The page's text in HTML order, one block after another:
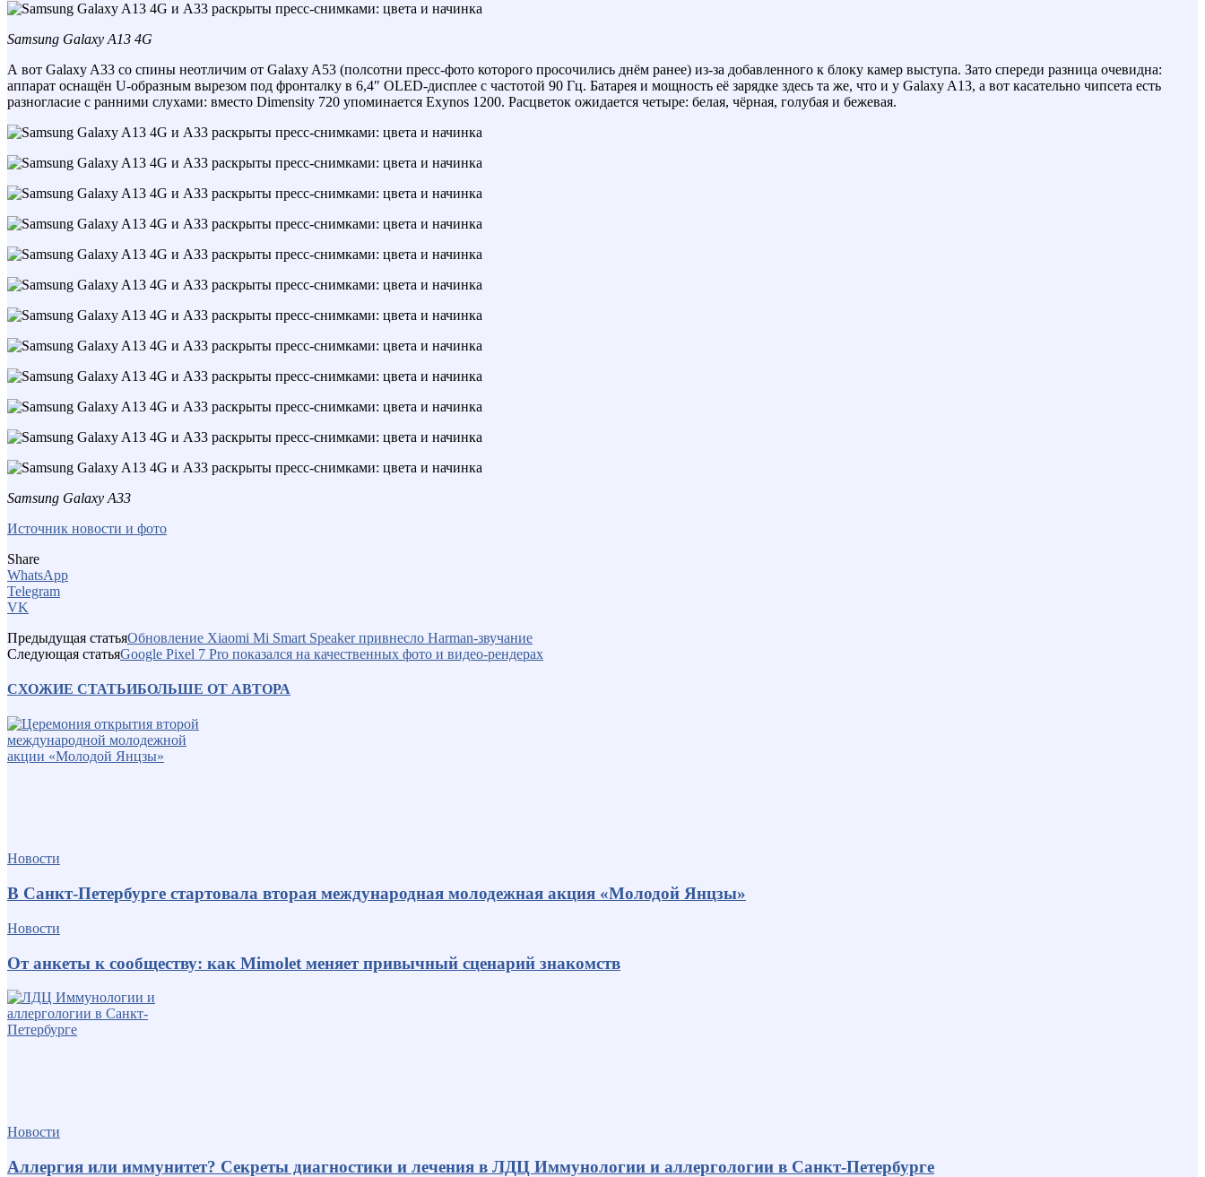
Samsung Galaxy A13 4G
А вот Galaxy A33 со спины неотличим от Galaxy A53 (полсотни пресс-фото которого просочились днём ранее) из-за добавленного к блоку камер выступа. Зато спереди разница очевидна:
аппарат оснащён U-образным вырезом под фронталку в 6,4″ OLED-дисплее с частотой 90 Гц. Батарея и мощность её зарядке здесь та же, что и у Galaxy A13, а вот касательно чипсета есть
разногласие с ранними слухами: вместо Dimensity 720 упоминается Exynos 1200. Расцветок ожидается четыре: белая, чёрная, голубая и бежевая.
Samsung Galaxy A33
Источник новости и фото
Share
WhatsApp
Telegram
VK
Предыдущая статьяОбновление Xiaomi Mi Smart Speaker привнесло Harman-звучание
Следующая статьяGoogle Pixel 7 Pro показался на качественных фото и видео-рендерах
СХОЖИЕ СТАТЬИБОЛЬШЕ ОТ АВТОРА
Новости
В Санкт-Петербурге стартовала вторая международная молодежная акция «Молодой Янцзы»
Новости
От анкеты к сообществу: как Mimolet меняет привычный сценарий знакомств
Новости
Аллергия или иммунитет? Секреты диагностики и лечения в ЛДЦ Иммунологии и аллергологии в Санкт-Петербурге